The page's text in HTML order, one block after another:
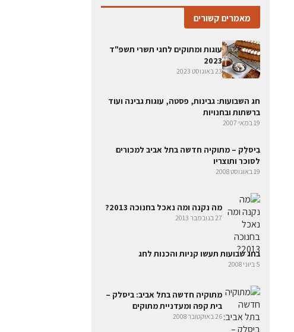
מאמרים קשורים
עוגות ומתוקים לחגי תשרי תשפ"ד
2023
23 באוגוסט 2023
חג השבועות: גבינות, פסטה, עוגות גבינה ועוד
ברשתות ובחנויות
19 במאי 2007
בִיסלֵק – מתוקיה חדשה בתל אביב למכורים
לסוכר ותוצריו
19 באוגוסט 2008
מה נקנה ומה נאכל בחנוכה 2013?
27 בנובמבר 2013
בחג שבועות תעשו קניות והכנות לחג
5 ביוני 2008
מתוקיה חדשה בתל אביב: ביסלק –
בית קפה ומעדניית מתוקים
26 באוקטובר 2008